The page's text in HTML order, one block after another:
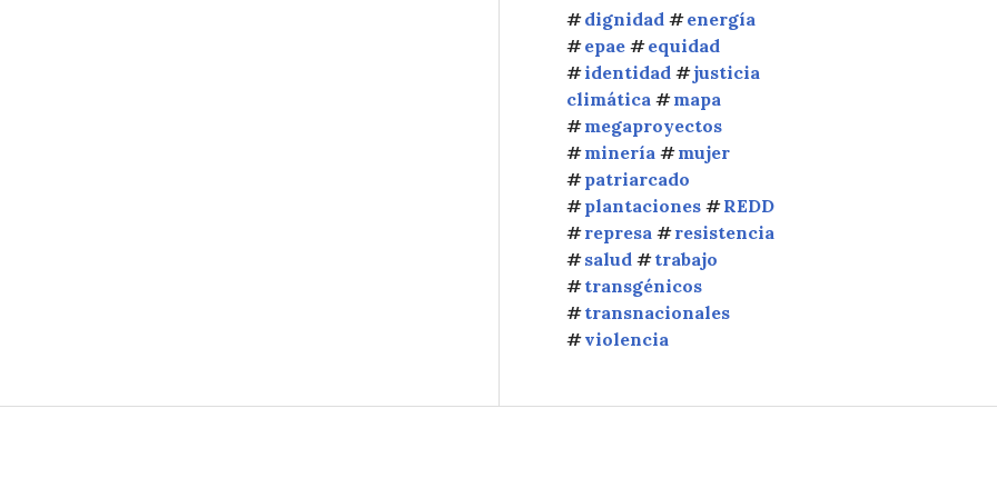
dignidad
energía
epae
equidad
identidad
justicia
climática
mapa
megaproyectos
minería
mujer
patriarcado
plantaciones
REDD
represa
resistencia
salud
trabajo
transgénicos
transnacionales
violencia